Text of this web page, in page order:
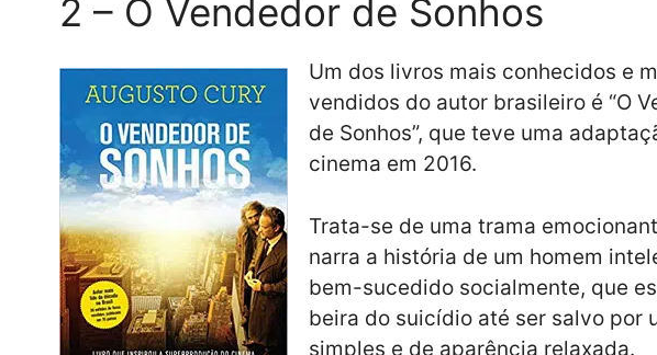
2 – O Vendedor de Sonhos
Um dos livros mais conhecidos e
vendidos do autor brasileiro é “O
de Sonhos”, que teve uma
cinema em 2016.
Trata-se de uma trama
narra a história de um homem
bem-sucedido socialmente, que
beira do suicídio até ser salvo por
simples e de aparência relaxada.